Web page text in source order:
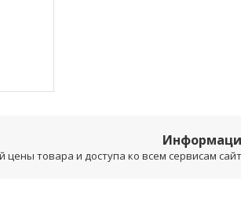
цены товара и доступа ко всем сервисам